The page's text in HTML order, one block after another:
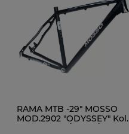
RAMA MTB -29" MOSSO
MOD.2902 "ODYSSEY" Kol.